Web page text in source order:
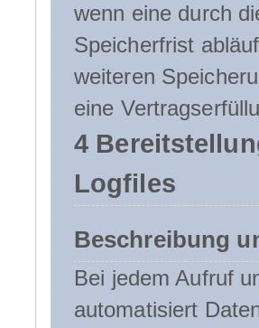
wenn eine durch
Speicherfrist
weiteren
eine
4
Logfiles
Beschreibung
Bei jedem Aufruf
automatisiert